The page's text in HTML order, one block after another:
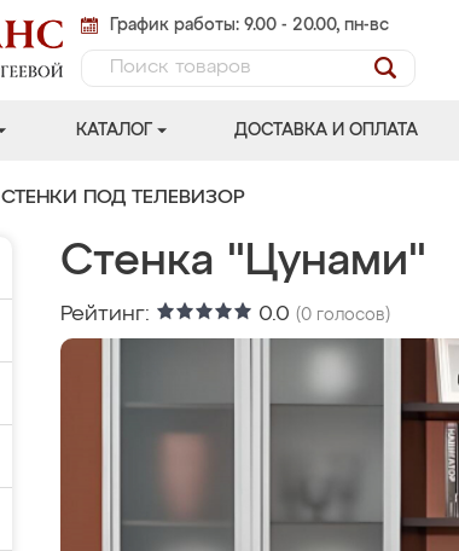
График работы: 9.00 - 20.00, пн-вс
КАТАЛОГ ДОСТАВКА И ОПЛАТА
СТЕНКИ ПОД ТЕЛЕВИЗОР
Стенка "Цунами"
Рейтинг: 0.0 (0 голосов)